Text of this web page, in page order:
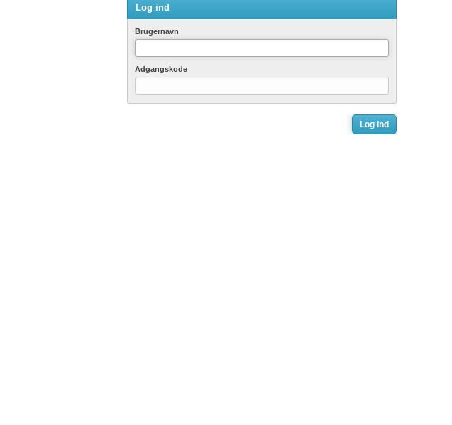
Log ind
Brugernavn
Adgangskode